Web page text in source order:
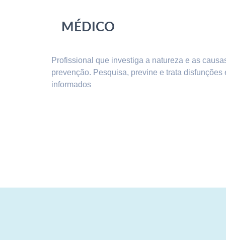
MÉDICO
Profissional que investiga a natureza e as
prevenção. Pesquisa, previne e trata
informados